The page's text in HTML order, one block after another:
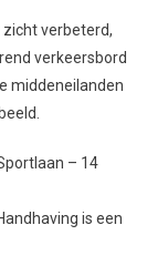
zicht verbeterd,
verkeersbord
middeneilanden
– 14
is een